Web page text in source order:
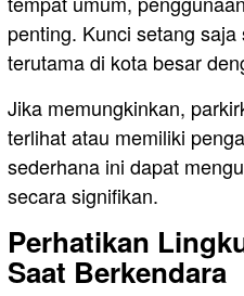
penting. Kunci setang
terutama di kota besar
Jika memungkinkan,
terlihat atau memiliki
sederhana ini dapat
secara signifikan.
Perhatikan
Saat Berkendara